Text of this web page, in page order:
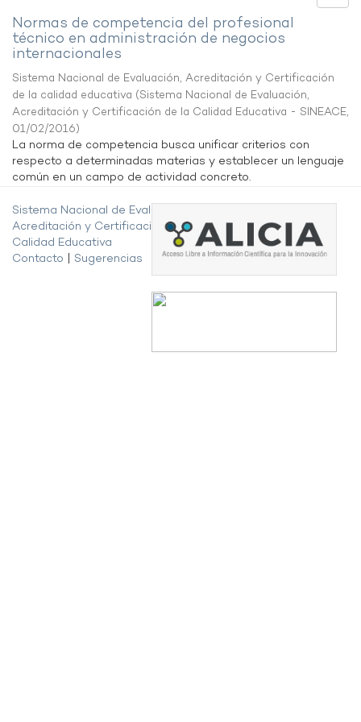
Normas de competencia del profesional
técnico en administración de negocios
internacionales
Sistema Nacional de Evaluación, Acreditación y Certificación
de la calidad educativa (Sistema Nacional de Evaluación,
Acreditación y Certificación de la Calidad Educativa - SINEACE,
01/02/2016)
La norma de competencia busca unificar criterios con
respecto a determinadas materias y establecer un lenguaje
común en un campo de actividad concreto.
Sistema Nacional de Evaluación,
Acreditación y Certificación de la
Calidad Educativa
Contacto
Sugerencias